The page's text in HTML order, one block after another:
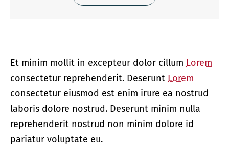
Et minim mollit in excepteur dolor cillum Lorem
consectetur reprehenderit. Deserunt Lorem
consectetur eiusmod est enim irure ea nostrud
laboris dolore nostrud. Deserunt minim nulla
reprehenderit nostrud non minim dolore id
pariatur voluptate eu.